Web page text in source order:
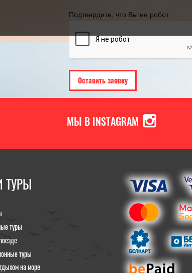
Подтвердите, что Вы не робот
МЫ В INSTAGRAM
ТУРЫ
туры
туры
на море